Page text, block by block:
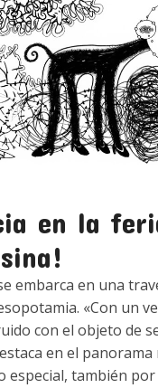
en la
embarca en una
«Con un
con el objeto de
en el panorama
especial, también